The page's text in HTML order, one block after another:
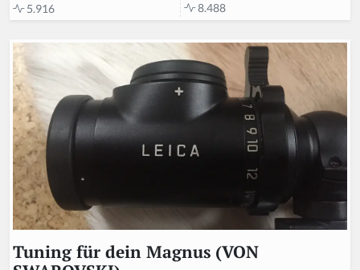
5.916 8.488
Tuning für dein Magnus (VON